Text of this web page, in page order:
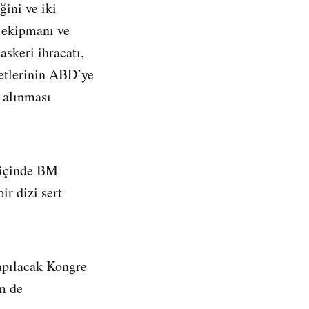
ve iki
ve
ihracatı,
ABD’ye
BM
dizi sert
Kongre
de